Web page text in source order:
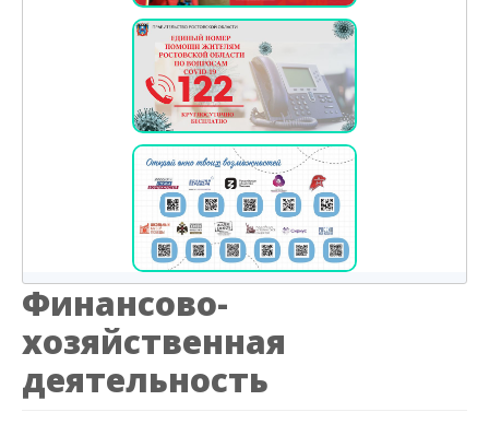
Финансово-
хозяйственная
деятельность